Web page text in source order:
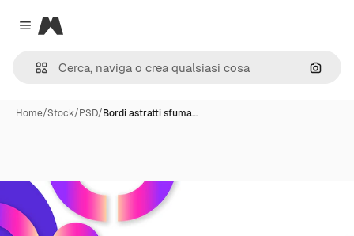
Close menu
Magnific
Cerca
Home/Stock/PSD/Bordi astratti sfuma…